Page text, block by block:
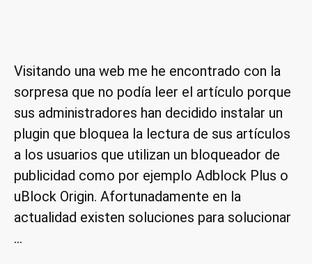
Visitando una web me he encontrado con la
sorpresa que no podía leer el artículo porque
sus administradores han decidido instalar un
plugin que bloquea la lectura de sus artículos
a los usuarios que utilizan un bloqueador de
publicidad como por ejemplo Adblock Plus o
uBlock Origin. Afortunadamente en la
actualidad existen soluciones para solucionar
…